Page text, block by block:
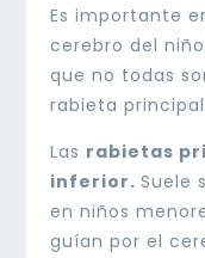
Es importante
cerebro del
que no todas
rabieta
Las rabietas
inferior.Suele
en niños
guían por el